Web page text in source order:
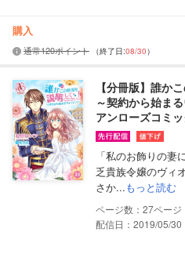
購入
通常120ポイント （終了日:08/30）
【分冊版】誰か
～契約から始ま
アンローズコミッ
「私のお飾りの妻
乏貴族令嬢のヴィ
さか...もっと読む
27
配信日：2019/05/30